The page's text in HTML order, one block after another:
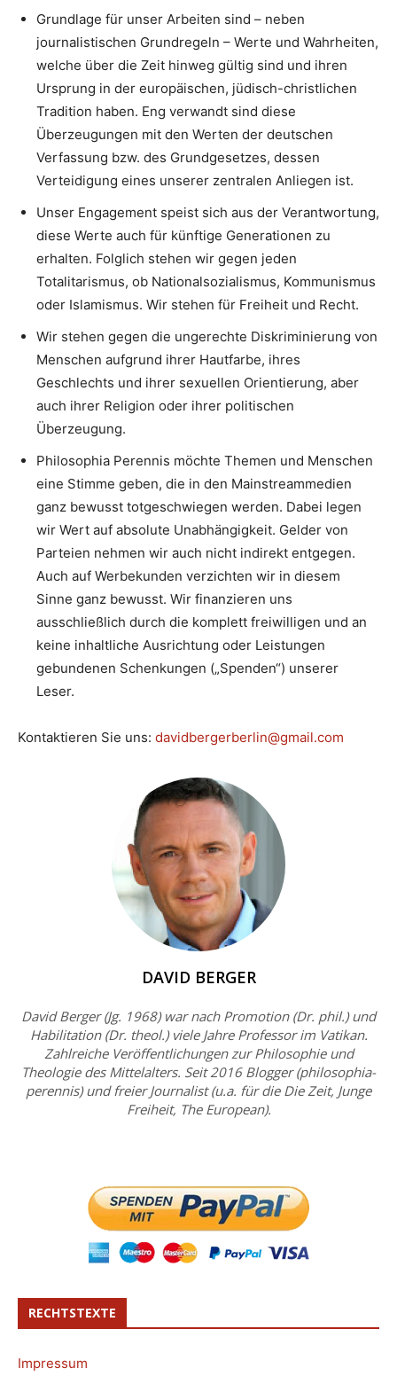
Grundlage für unser Arbeiten sind – neben
journalistischen Grundregeln – Werte und Wahrheiten,
welche über die Zeit hinweg gültig sind und ihren
Ursprung in der europäischen, jüdisch-christlichen
Tradition haben. Eng verwandt sind diese
Überzeugungen mit den Werten der deutschen
Verfassung bzw. des Grundgesetzes, dessen
Verteidigung eines unserer zentralen Anliegen ist.
Unser Engagement speist sich aus der Verantwortung,
diese Werte auch für künftige Generationen zu
erhalten. Folglich stehen wir gegen jeden
Totalitarismus, ob Nationalsozialismus, Kommunismus
oder Islamismus. Wir stehen für Freiheit und Recht.
Wir stehen gegen die ungerechte Diskriminierung von
Menschen aufgrund ihrer Hautfarbe, ihres
Geschlechts und ihrer sexuellen Orientierung, aber
auch ihrer Religion oder ihrer politischen
Überzeugung.
Philosophia Perennis möchte Themen und Menschen
eine Stimme geben, die in den Mainstreammedien
ganz bewusst totgeschwiegen werden. Dabei legen
wir Wert auf absolute Unabhängigkeit. Gelder von
Parteien nehmen wir auch nicht indirekt entgegen.
Auch auf Werbekunden verzichten wir in diesem
Sinne ganz bewusst. Wir finanzieren uns
ausschließlich durch die komplett freiwilligen und an
keine inhaltliche Ausrichtung oder Leistungen
gebundenen Schenkungen („Spenden“) unserer
Leser.
Kontaktieren Sie uns: davidbergerberlin@gmail.com
DAVID BERGER
David Berger (Jg. 1968) war nach Promotion (Dr. phil.) und
Habilitation (Dr. theol.) viele Jahre Professor im Vatikan.
Zahlreiche Veröffentlichungen zur Philosophie und
Theologie des Mittelalters. Seit 2016 Blogger (philosophia-
perennis) und freier Journalist (u.a. für die Die Zeit, Junge
Freiheit, The European).
RECHTSTEXTE
Impressum